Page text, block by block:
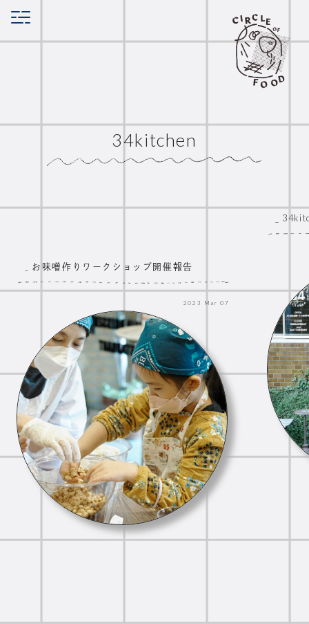
34kitchen
_ お味噌作りワークショップ開催報告
2023 Mar 07
_